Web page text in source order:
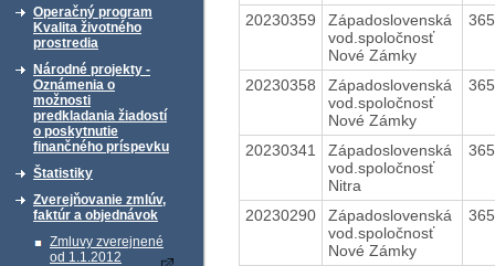
Operačný program
Kvalita životného
prostredia
Národné projekty -
Oznámenia o
možnosti
predkladania žiadostí
o poskytnutie
finančného príspevku
Štatistiky
Zverejňovanie zmlúv,
faktúr a objednávok
Zmluvy zverejnené
od 1.1.2012
20230359
Západoslovenská
vod.spoločnosť
Nové Zámky
20230358
Západoslovenská
vod.spoločnosť
Nové Zámky
20230341
Západoslovenská
vod.spoločnosť
Nitra
20230290
Západoslovenská
vod.spoločnosť
Nové Zámky